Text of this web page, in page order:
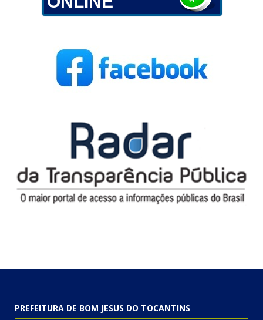
PREFEITURA DE BOM JESUS DO TOCANTINS